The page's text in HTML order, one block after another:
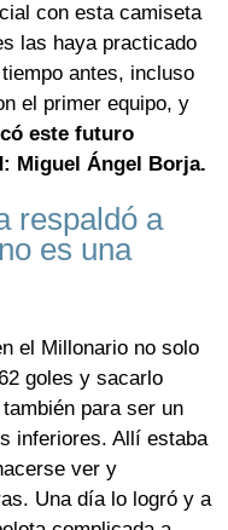
con esta camiseta
las haya practicado
antes, incluso
el primer equipo, y
este futuro
Miguel Ángel Borja.
respaldó a
es una
el Millonario no solo
goles y sacarlo
para ser un
inferiores. Allí estaba
ver y
Una día lo logró y a